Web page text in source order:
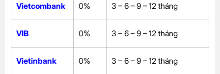
Vietcombank 0% 3 – 6 – 9 – 12 tháng
VIB 0% 3 – 6 – 9 – 12 tháng
Vietinbank 0% 3 – 6 – 9 – 12 tháng